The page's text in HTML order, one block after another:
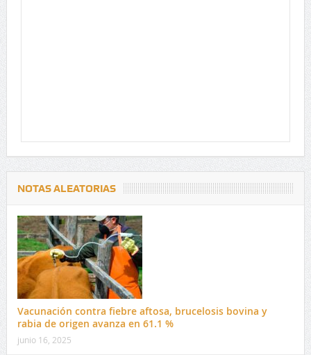
NOTAS ALEATORIAS
Vacunación contra fiebre aftosa, brucelosis bovina y
rabia de origen avanza en 61.1 %
junio 16, 2025